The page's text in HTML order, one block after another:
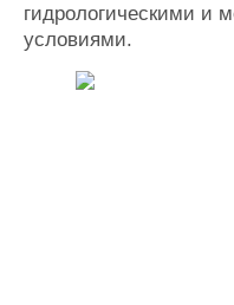
гидрологическими и
условиями.